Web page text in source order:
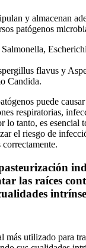
y almacenan
patógenos
Salmonella,
flavus y
Candida.
puede
respiratorias,
lo tanto, es esencial
el riesgo de
las raíces
más utilizado para